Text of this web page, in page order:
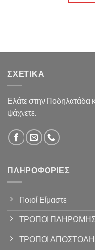
ΣΧΕΤΙΚΆ
Ελάτε στην Ποδηλατάδα
ψάχνετε.
ΠΛΗΡΟΦΟΡΊΕΣ
Ποιοί Είμαστε
ΤΡΟΠΟΙ ΠΛΗΡΩΜΗΣ
ΤΡΟΠΟΙ